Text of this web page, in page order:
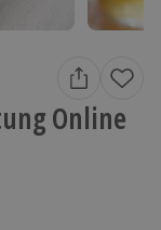
Online